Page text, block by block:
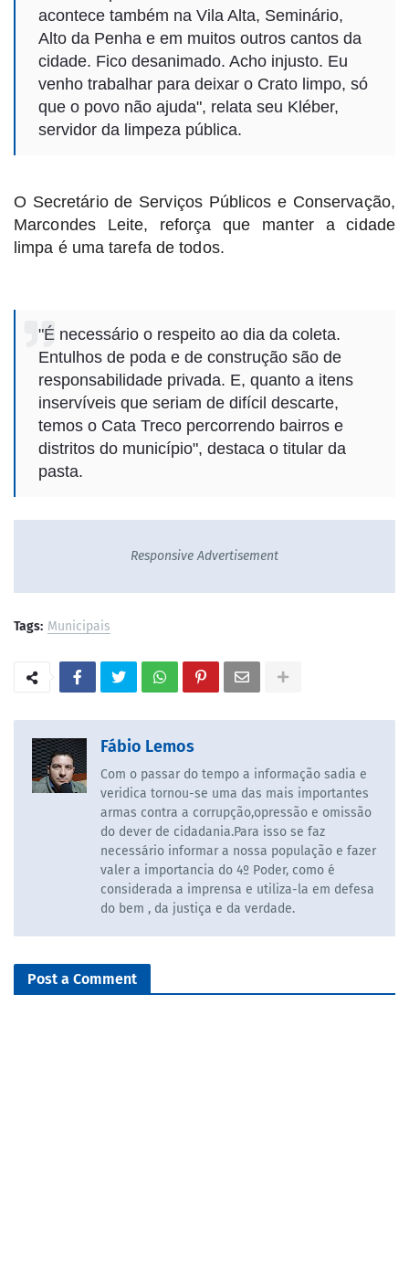
acontece também na Vila Alta, Seminário,
Alto da Penha e em muitos outros cantos da
cidade. Fico desanimado. Acho injusto. Eu
venho trabalhar para deixar o Crato limpo, só
que o povo não ajuda", relata seu Kléber,
servidor da limpeza pública.
O Secretário de Serviços Públicos e Conservação,
Marcondes Leite, reforça que manter a cidade
limpa é uma tarefa de todos.
"É necessário o respeito ao dia da coleta.
Entulhos de poda e de construção são de
responsabilidade privada. E, quanto a itens
inservíveis que seriam de difícil descarte,
temos o Cata Treco percorrendo bairros e
distritos do município", destaca o titular da
pasta.
Responsive Advertisement
Tags: Municipais
Fábio Lemos
Com o passar do tempo a informação sadia e
veridica tornou-se uma das mais importantes
armas contra a corrupção,opressão e omissão
do dever de cidadania.Para isso se faz
necessário informar a nossa população e fazer
valer a importancia do 4º Poder, como é
considerada a imprensa e utiliza-la em defesa
do bem , da justiça e da verdade.
Post a Comment